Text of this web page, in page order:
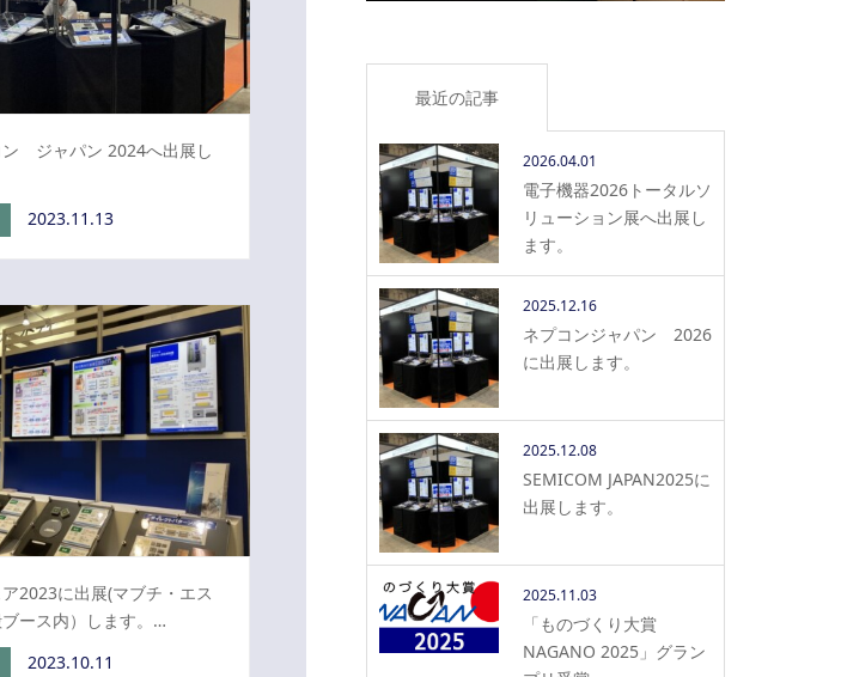
ン ジャパン 2024へ出展し
2023.11.13
2023に出展(マブチ・エス
ース内）します。…
2023.10.11
最近の記事
2026.04.01
電子機器2026トータルソ
リューション展へ出展し
ます。
2025.12.16
ネプコンジャパン 2026
に出展します。
2025.12.08
SEMICOM JAPAN2025に
出展します。
2025.11.03
「ものづくり大賞
NAGANO 2025」グラン